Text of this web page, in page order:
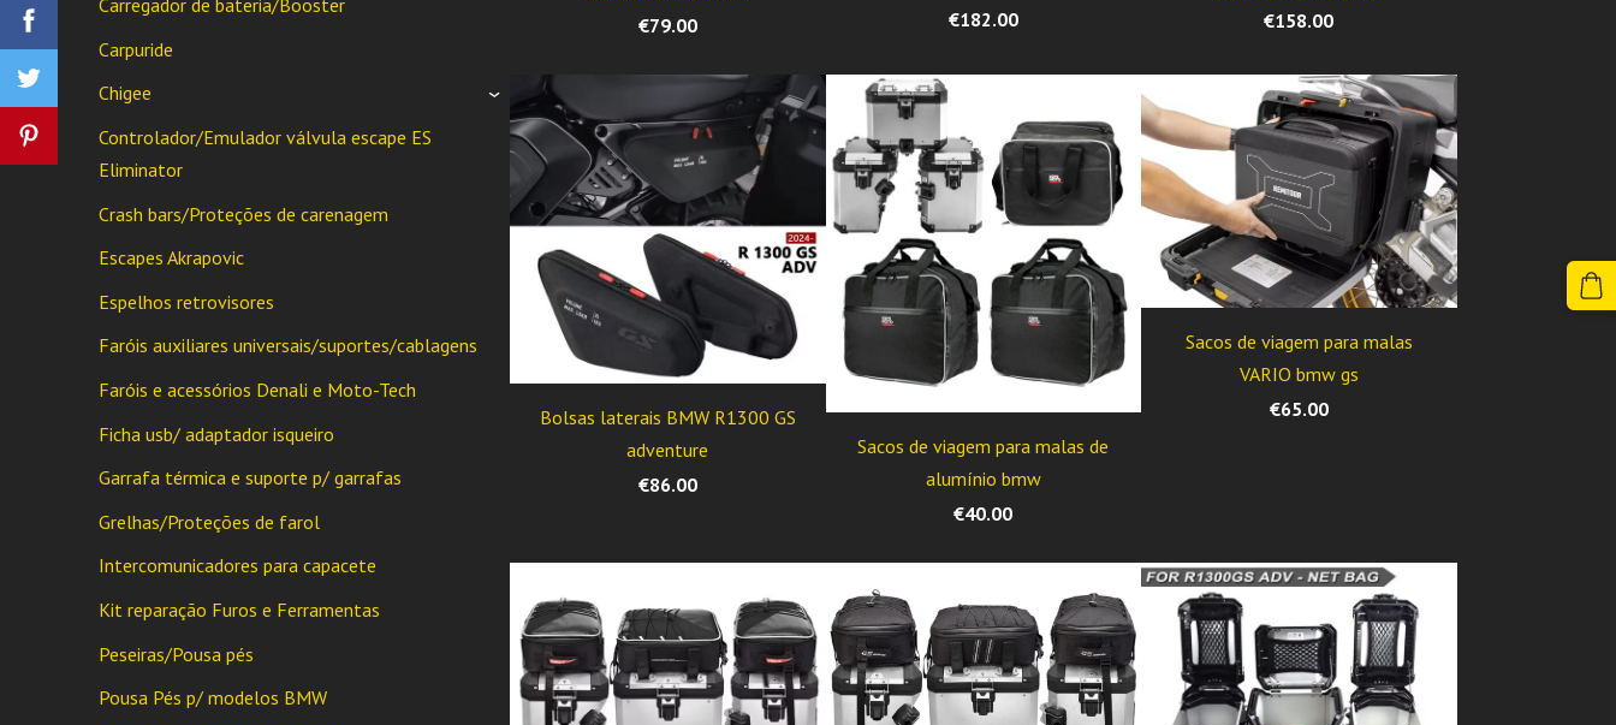
Carregador de bateria/Booster
Carpuride
Chigee
›
Controlador/Emulador válvula escape ES
Eliminator
Crash bars/Proteções de carenagem
Escapes Akrapovic
Espelhos retrovisores
Faróis auxiliares universais/suportes/cablagens
Faróis e acessórios Denali e Moto-Tech
Ficha usb/ adaptador isqueiro
Garrafa térmica e suporte p/ garrafas
Grelhas/Proteções de farol
Intercomunicadores para capacete
Kit reparação Furos e Ferramentas
Peseiras/Pousa pés
Pousa Pés p/ modelos BMW
€79.00
€182.00
€158.00
Bolsas laterais BMW R1300 GS
adventure
€86.00
Sacos de viagem para malas de
alumínio bmw
€40.00
Sacos de viagem para malas
VARIO bmw gs
€65.00